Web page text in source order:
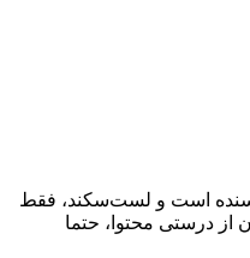
است و لست‌سکند، فقط
از درستی محتوا، حتما